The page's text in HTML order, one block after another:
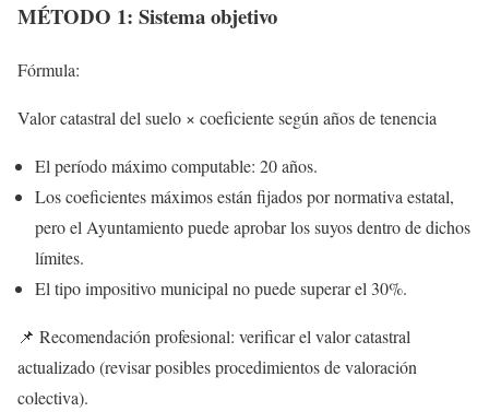
MÉTODO 1: Sistema objetivo
Fórmula:
Valor catastral del suelo × coeficiente según años de tenencia
El período máximo computable: 20 años.
Los coeficientes máximos están fijados por normativa estatal,
pero el Ayuntamiento puede aprobar los suyos dentro de dichos
límites.
El tipo impositivo municipal no puede superar el 30%.
📌 Recomendación profesional: verificar el valor catastral
actualizado (revisar posibles procedimientos de valoración
colectiva).